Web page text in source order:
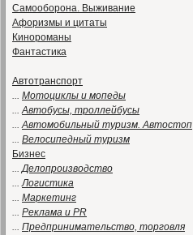
Самооборона. Выживание
Афоризмы и цитаты
Кинороманы
Фантастика
Автотранспорт
... Мотоциклы и мопеды
...Автобусы, троллейбусы
...Автомобильный туризм. Автостоп
... Велосипедный туризм
Бизнес
...Делопроизводство
...Логистика
... Маркетинг
... Реклама и PR
... Предпринимательство, торговля